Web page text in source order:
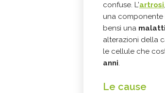
confuse. L'artrosi
una componente
bensì una
alterazioni della
le cellule che
anni.
Le cause